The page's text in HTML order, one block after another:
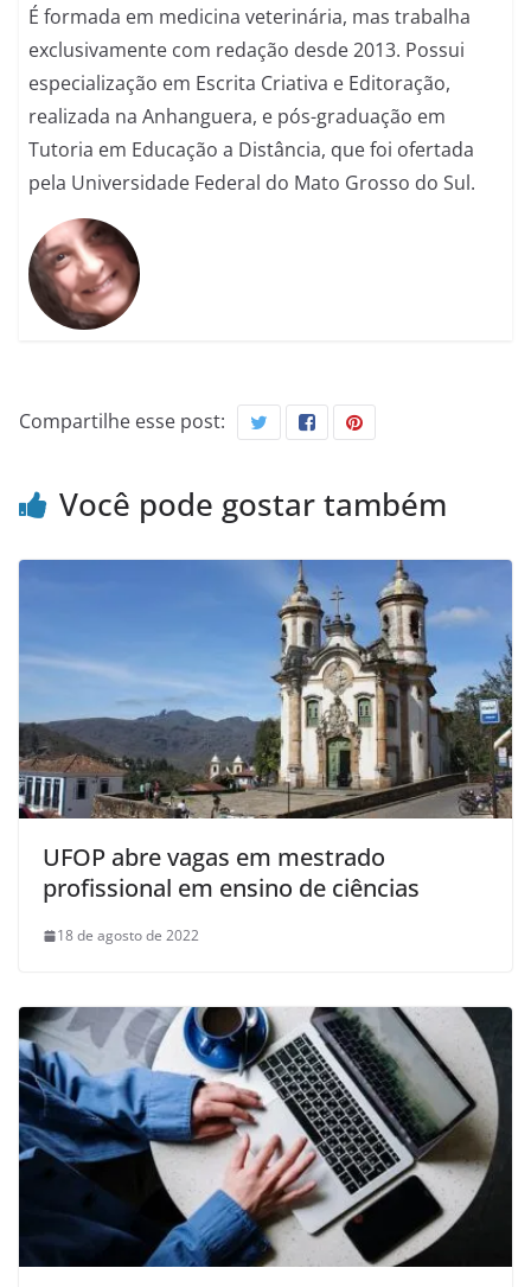
É formada em medicina veterinária, mas trabalha
exclusivamente com redação desde 2013. Possui
especialização em Escrita Criativa e Editoração,
realizada na Anhanguera, e pós-graduação em
Tutoria em Educação a Distância, que foi ofertada
pela Universidade Federal do Mato Grosso do Sul.
Compartilhe esse post:
Você pode gostar também
UFOP abre vagas em mestrado
profissional em ensino de ciências
18 de agosto de 2022